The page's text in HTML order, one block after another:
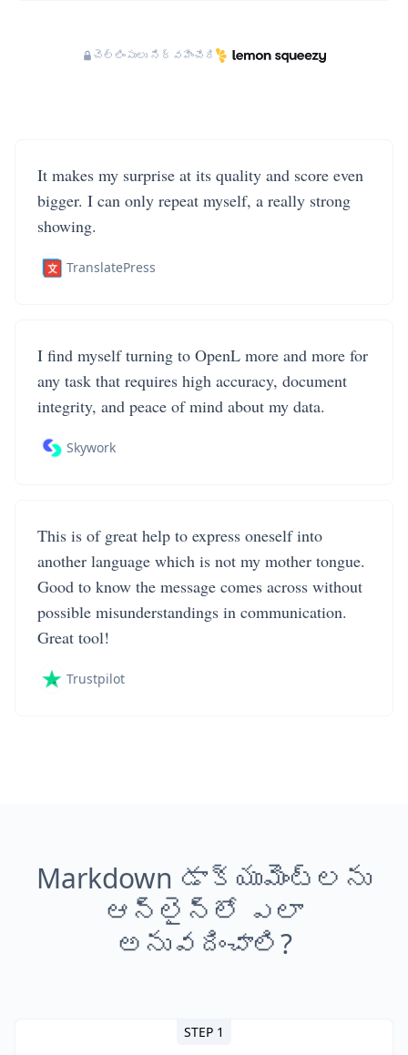
చెల్లింపులు నిర్వహించేది
It makes my surprise at its quality and score even
bigger. I can only repeat myself, a really strong
showing.
TranslatePress
I find myself turning to OpenL more and more for
any task that requires high accuracy, document
integrity, and peace of mind about my data.
Skywork
This is of great help to express oneself into
another language which is not my mother tongue.
Good to know the message comes across without
possible misunderstandings in communication.
Great tool!
Trustpilot
Markdown డాక్యుమెంట్లను
ఆన్‌లైన్‌లో ఎలా
అనువదించాలి?
STEP 1